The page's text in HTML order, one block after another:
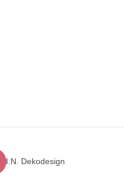
Dekodesign